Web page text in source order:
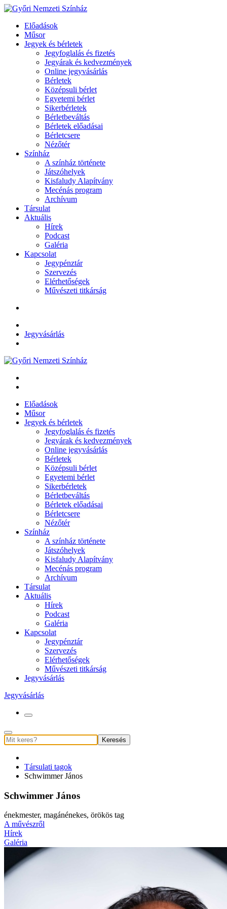
Előadások
Műsor
Jegyek és bérletek
Jegyfoglalás és fizetés
Jegyárak és kedvezmények
Online jegyvásárlás
Bérletek
Középsuli bérlet
Egyetemi bérlet
Sikerbérletek
Bérletbeváltás
Bérletek előadásai
Bérletcsere
Nézőtér
Színház
A színház története
Játszóhelyek
Kisfaludy Alapítvány
Mecénás program
Archívum
Társulat
Aktuális
Hírek
Podcast
Galéria
Kapcsolat
Jegypénztár
Szervezés
Elérhetőségek
Művészeti titkárság
Jegyvásárlás
Előadások
Műsor
Jegyek és bérletek
Jegyfoglalás és fizetés
Jegyárak és kedvezmények
Online jegyvásárlás
Bérletek
Középsuli bérlet
Egyetemi bérlet
Sikerbérletek
Bérletbeváltás
Bérletek előadásai
Bérletcsere
Nézőtér
Színház
A színház története
Játszóhelyek
Kisfaludy Alapítvány
Mecénás program
Archívum
Társulat
Aktuális
Hírek
Podcast
Galéria
Kapcsolat
Jegypénztár
Szervezés
Elérhetőségek
Művészeti titkárság
Jegyvásárlás
Jegyvásárlás
Keresés
Társulati tagok
Schwimmer János
Schwimmer János
énekmester, magánénekes, örökös tag
A művészről
Hírek
Galéria